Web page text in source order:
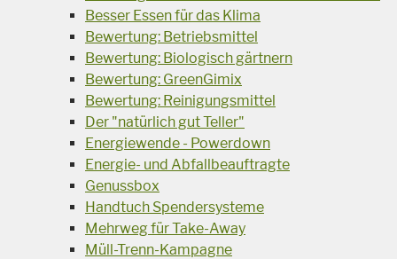
Besser Essen für das Klima
Bewertung: Betriebsmittel
Bewertung: Biologisch gärtnern
Bewertung: GreenGimix
Bewertung: Reinigungsmittel
Der "natürlich gut Teller"
Energiewende - Powerdown
Energie- und Abfallbeauftragte
Genussbox
Handtuch Spendersysteme
Mehrweg für Take-Away
Müll-Trenn-Kampagne